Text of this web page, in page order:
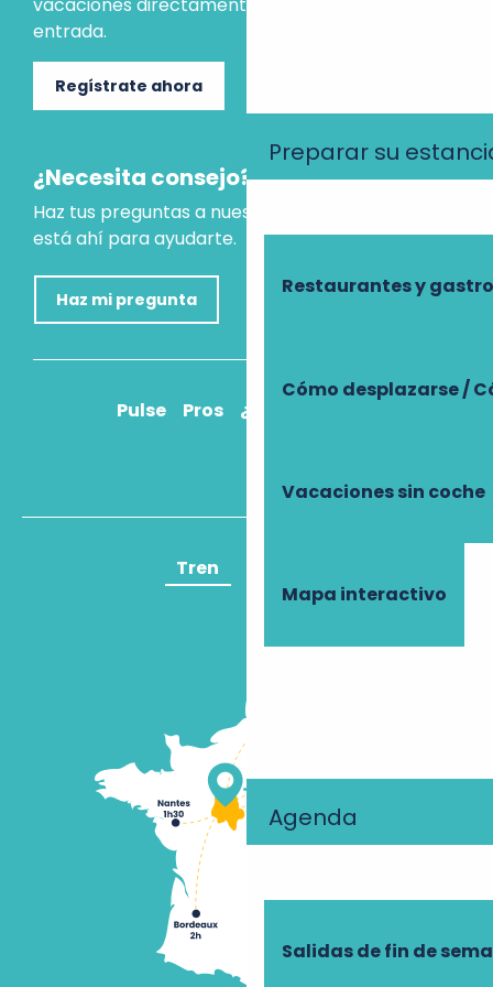
Preparar su
Restaurantes y
Cómo desplazarse /
Vacaciones sin coche
Mapa interactivo
Agenda
Salidas de fin de
entrada.
Regístrate ahora
¿Necesita consejo?
Haz tus preguntas a nuestro asistente virtual, que
está ahí para ayudarte.
Haz mi pregunta
Pulse Pros ¿Cómo llegar?
Tren